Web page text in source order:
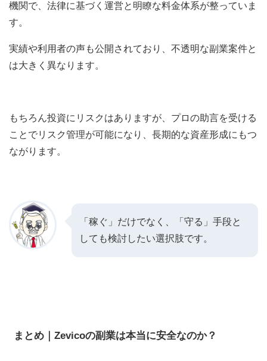
機関で、法律に基づく運営と明瞭な料金体系が整っていま
す。
実績や利用者の声も公開されており、不透明な副業案件と
は大きく異なります。
もちろん投資にリスクはありますが、プロの助言を受ける
ことでリスク管理が可能になり、長期的な資産形成にもつ
ながります。
「稼ぐ」だけでなく、「守る」手段と
しても検討したい選択肢です。
まとめ｜Zevicoの副業は本当に安全なのか？